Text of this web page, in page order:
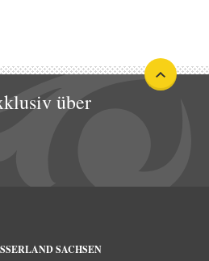
über
SACHSEN